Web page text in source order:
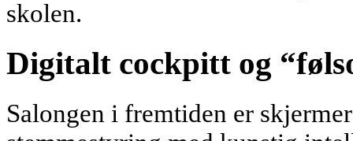
skolen.
Digitalt cockpitt og
Salongen i fremtiden er